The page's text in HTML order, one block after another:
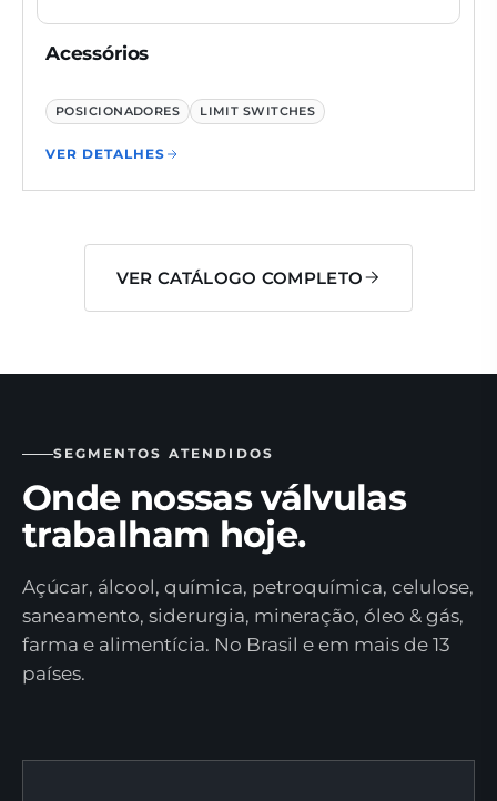
Acessórios
POSICIONADORES LIMIT SWITCHES
VER DETALHES
VER CATÁLOGO COMPLETO
SEGMENTOS ATENDIDOS
Onde nossas válvulas
trabalham hoje.
Açúcar, álcool, química, petroquímica, celulose,
saneamento, siderurgia, mineração, óleo & gás,
farma e alimentícia. No Brasil e em mais de 13
países.